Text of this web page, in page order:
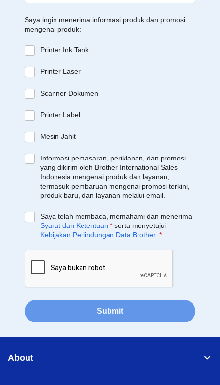
Saya ingin menerima informasi produk dan promosi
mengenai produk:
Printer Ink Tank
Printer Laser
Scanner Dokumen
Printer Label
Mesin Jahit
Informasi pemasaran, periklanan, dan promosi
yang dikirim oleh Brother International Sales
Indonesia mengenai produk dan layanan,
termasuk pembaruan mengenai promosi terkini,
produk baru, dan layanan melalui email.
Saya telah membaca, memahami dan menerima
Syarat dan Ketentuan * serta menyetujui
Kebijakan Perlindungan Data Brother. *
Submit
About